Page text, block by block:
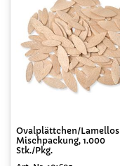
Ovalplättchen/Lamellos
Mischpackung, 1.000
Stk./Pkg.